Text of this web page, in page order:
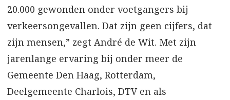
20.000 gewonden onder voetgangers bij
verkeersongevallen. Dat zijn geen cijfers, dat
zijn mensen,” zegt André de Wit. Met zijn
jarenlange ervaring bij onder meer de
Gemeente Den Haag, Rotterdam,
Deelgemeente Charlois, DTV en als